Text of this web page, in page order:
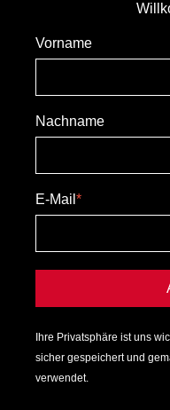
Vorname
Nachname
E-Mail *
Ihre Privatsphäre ist uns
sicher gespeichert und
verwendet.